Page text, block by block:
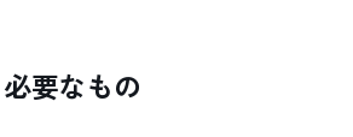
要なもの